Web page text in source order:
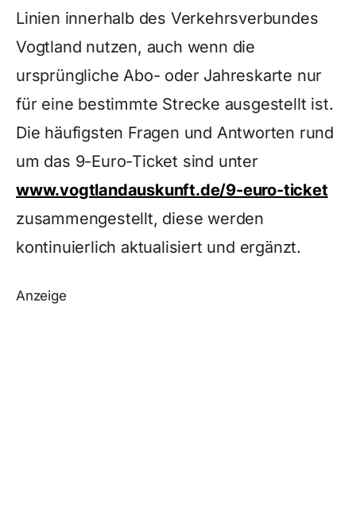
Linien innerhalb des Verkehrsverbundes
Vogtland nutzen, auch wenn die
ursprüngliche Abo- oder Jahreskarte nur
für eine bestimmte Strecke ausgestellt ist.
Die häufigsten Fragen und Antworten rund
um das 9-Euro-Ticket sind unter
www.vogtlandauskunft.de/9-euro-ticket
zusammengestellt, diese werden
kontinuierlich aktualisiert und ergänzt.
Anzeige